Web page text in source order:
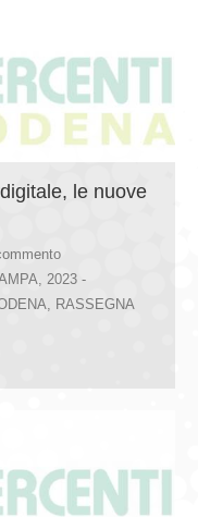
le nuove
, 2023 -
, RASSEGNA